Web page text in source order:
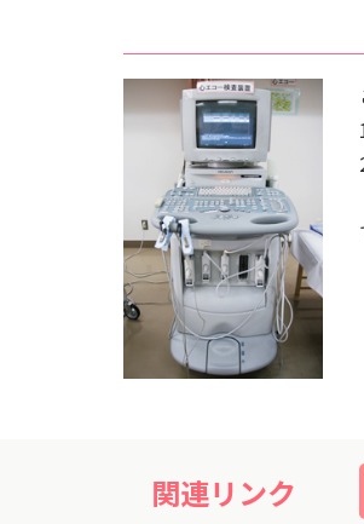
関連リンク